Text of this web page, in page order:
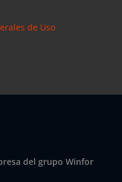
de Uso
del grupo Winfor